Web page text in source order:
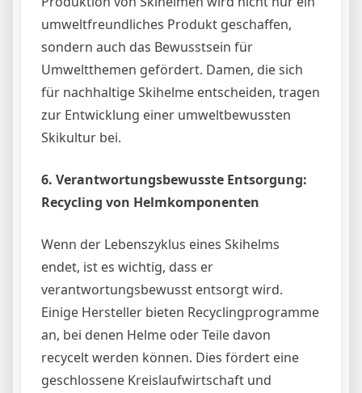
umweltfreundliches Produkt geschaffen,
sondern auch das Bewusstsein für
Umweltthemen gefördert. Damen, die sich
für nachhaltige Skihelme entscheiden, tragen
zur Entwicklung einer umweltbewussten
Skikultur bei.
6. Verantwortungsbewusste Entsorgung:
Recycling von Helmkomponenten
Wenn der Lebenszyklus eines Skihelms
endet, ist es wichtig, dass er
verantwortungsbewusst entsorgt wird.
Einige Hersteller bieten Recyclingprogramme
an, bei denen Helme oder Teile davon
recycelt werden können. Dies fördert eine
geschlossene Kreislaufwirtschaft und